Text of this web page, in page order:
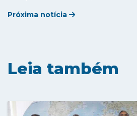
Próxima notícia
Leia também